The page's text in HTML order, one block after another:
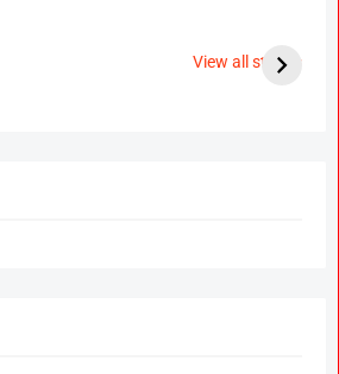
View all stories